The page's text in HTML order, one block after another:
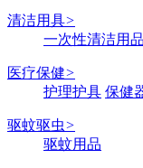
清洁用具>
一次性清洁用品
医疗保健>
护理护具 保健
驱蚊驱虫>
驱蚊用品